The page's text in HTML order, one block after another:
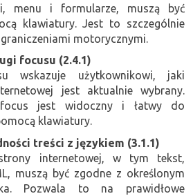
menu i formularze, muszą być
klawiatury. Jest to szczególnie
motorycznymi.
focusu (2.4.1)
wskazuje użytkownikowi, jaki
jest aktualnie wybrany.
jest widoczny i łatwy do
klawiatury.
treści z językiem (3.1.1)
internetowej, w tym tekst,
muszą być zgodne z określonym
Pozwala to na prawidłowe